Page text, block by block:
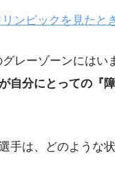
ンピックを見たと
レーゾーンには
自分にとっての『
手は、どのような